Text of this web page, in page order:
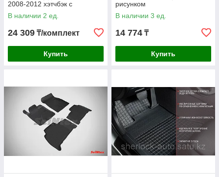
2008-2012 хэтчбэк с
хромированным молдингом
В наличии 2 ед.
24 309 ₸/комплект
Купить
рисунком
В наличии 3 ед.
14 774 ₸
Купить